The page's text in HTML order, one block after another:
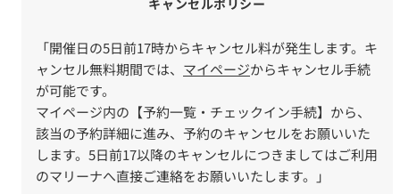
キャンセルポリシー
「開催日の5日前17時からキャンセル料が発生します。キ
ャンセル無料期間では、 マイページからキャンセル手続
が可能です。
マイページ内の【予約一覧・チェックイン手続】から、
該当の予約詳細に進み、予約のキャンセルをお願いいた
します。5日前17以降のキャンセルにつきましてはご利用
のマリーナへ直接ご連絡をお願いいたします。」